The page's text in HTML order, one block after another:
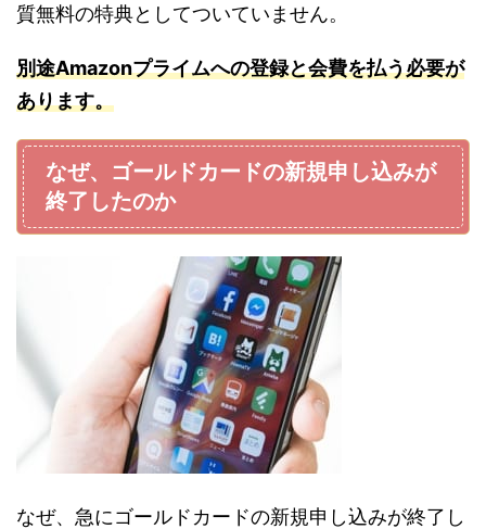
質無料の特典としてついていません。
別途Amazonプライムへの登録と会費を払う必要が
あります。
なぜ、ゴールドカードの新規申し込みが
終了したのか
なぜ、急にゴールドカードの新規申し込みが終了し